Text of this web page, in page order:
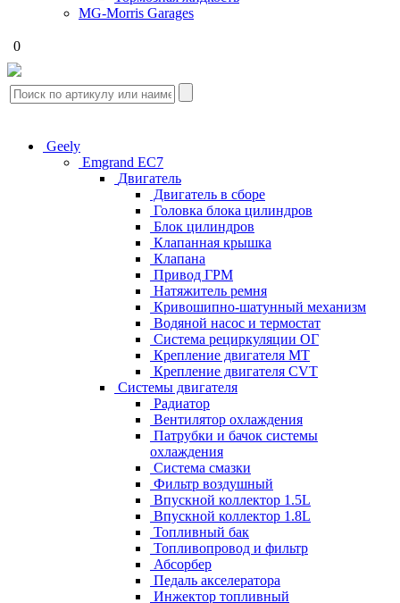
MG-Morris Garages
0
Geely
Emgrand EC7
Двигатель
Двигатель в сборе
Головка блока цилиндров
Блок цилиндров
Клапанная крышка
Клапана
Привод ГРМ
Натяжитель ремня
Кривошипно-шатунный механизм
Водяной насос и термостат
Система рециркуляции ОГ
Крепление двигателя MT
Крепление двигателя CVT
Системы двигателя
Радиатор
Вентилятор охлаждения
Патрубки и бачок системы
охлаждения
Система смазки
Фильтр воздушный
Впускной коллектор 1.5L
Впускной коллектор 1.8L
Топливный бак
Топливопровод и фильтр
Абсорбер
Педаль акселератора
Инжектор топливный